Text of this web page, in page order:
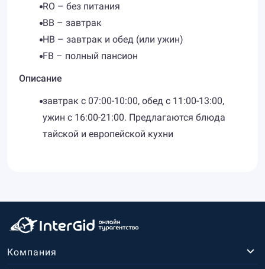
RO – без питания
BB – завтрак
HB – завтрак и обед (или ужин)
FB – полный пансион
Описание
завтрак с 07:00-10:00, обед с 11:00-13:00,
ужин с 16:00-21:00. Предлагаются блюда
тайской и европейской кухни
Компания